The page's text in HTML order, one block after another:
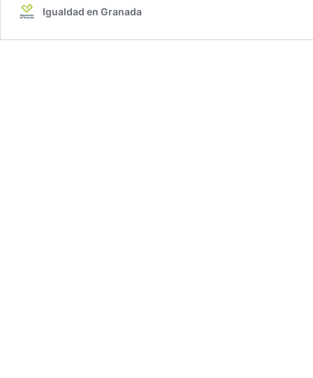
Igualdad en Granada